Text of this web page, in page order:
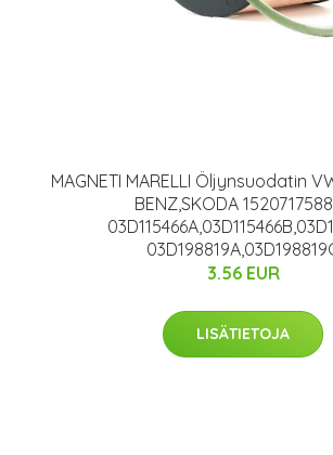
MAGNETI MARELLI Öljynsuodatin
BENZ,SKODA
3.56 EUR
LISÄTIETOJA